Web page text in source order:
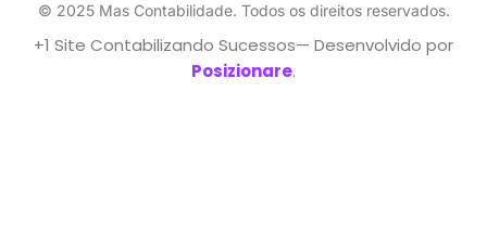
© 2025 Mas Contabilidade. Todos os direitos reservados.
+1 Site Contabilizando Sucessos— Desenvolvido por
Posizionare.